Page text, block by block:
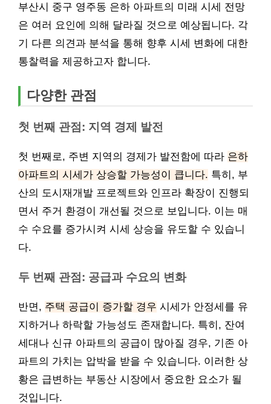
부산시 중구 영주동 은하 아파트의 미래 시세 전망
은 여러 요인에 의해 달라질 것으로 예상됩니다. 각
기 다른 의견과 분석을 통해 향후 시세 변화에 대한
통찰력을 제공하고자 합니다.
다양한 관점
첫 번째 관점: 지역 경제 발전
첫 번째로, 주변 지역의 경제가 발전함에 따라 은하
아파트의 시세가 상승할 가능성이 큽니다. 특히, 부
산의 도시재개발 프로젝트와 인프라 확장이 진행되
면서 주거 환경이 개선될 것으로 보입니다. 이는 매
수 수요를 증가시켜 시세 상승을 유도할 수 있습니
다.
두 번째 관점: 공급과 수요의 변화
반면, 주택 공급이 증가할 경우 시세가 안정세를 유
지하거나 하락할 가능성도 존재합니다. 특히, 잔여
세대나 신규 아파트의 공급이 많아질 경우, 기존 아
파트의 가치는 압박을 받을 수 있습니다. 이러한 상
황은 급변하는 부동산 시장에서 중요한 요소가 될
것입니다.